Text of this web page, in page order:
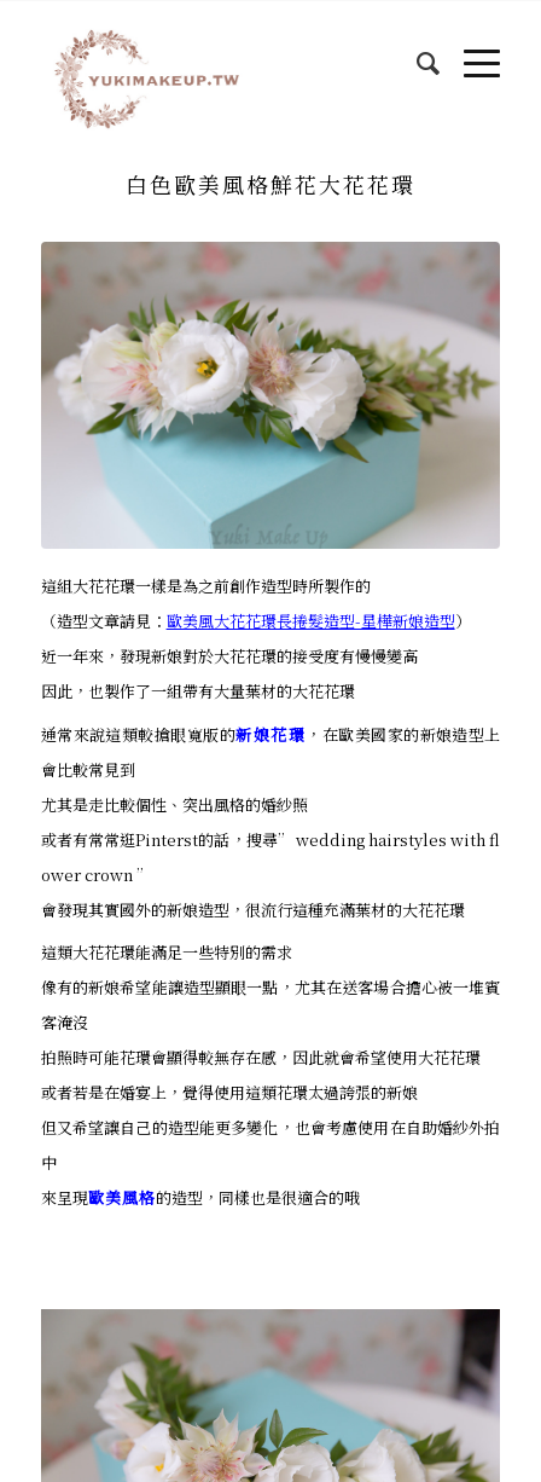
白色歐美風格鮮花大花花環
這組大花花環一樣是為之前創作造型時所製作的
（造型文章請見： 歐美風大花花環長捲髮造型-星樺新娘造型）
近一年來，發現新娘對於大花花環的接受度有慢慢變高
因此，也製作了一組帶有大量葉材的大花花環
通常來說這類較搶眼寬版的新娘花環 ，在歐美國家的新娘造型上
會比較常見到
尤其是走比較個性、突出風格的婚紗照
或者有常常逛Pinterst的話，搜尋” wedding hairstyles with fl
ower crown ”
會發現其實國外的新娘造型，很流行這種充滿葉材的大花花環
這類大花花環能滿足一些特別的需求
像有的新娘希望能讓造型顯眼一點，尤其在送客場合擔心被一堆賓
客淹沒
拍照時可能花環會顯得較無存在感，因此就會希望使用大花花環
或者若是在婚宴上，覺得使用這類花環太過誇張的新娘
但又希望讓自己的造型能更多變化，也會考慮使用在自助婚紗外拍
中
來呈現歐美風格的造型，同樣也是很適合的哦